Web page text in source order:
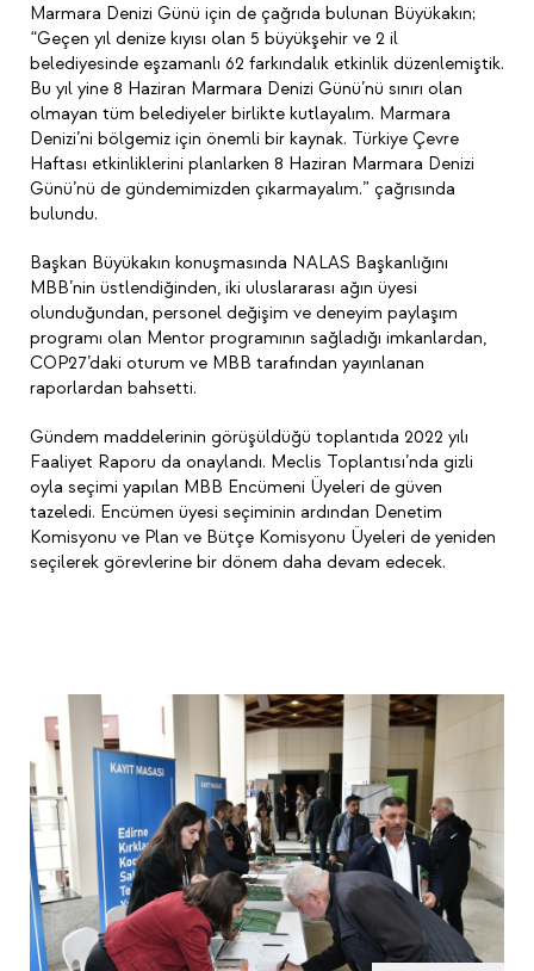
Marmara Denizi Günü için de çağrıda bulunan Büyükakın;
“Geçen yıl denize kıyısı olan 5 büyükşehir ve 2 il
belediyesinde eşzamanlı 62 farkındalık etkinlik düzenlemiştik.
Bu yıl yine 8 Haziran Marmara Denizi Günü’nü sınırı olan
olmayan tüm belediyeler birlikte kutlayalım. Marmara
Denizi’ni bölgemiz için önemli bir kaynak. Türkiye Çevre
Haftası etkinliklerini planlarken 8 Haziran Marmara Denizi
Günü’nü de gündemimizden çıkarmayalım.” çağrısında
bulundu.
Başkan Büyükakın konuşmasında NALAS Başkanlığını
MBB’nin üstlendiğinden, iki uluslararası ağın üyesi
olunduğundan, personel değişim ve deneyim paylaşım
programı olan Mentor programının sağladığı imkanlardan,
COP27’daki oturum ve MBB tarafından yayınlanan
raporlardan bahsetti.
Gündem maddelerinin görüşüldüğü toplantıda 2022 yılı
Faaliyet Raporu da onaylandı. Meclis Toplantısı’nda gizli
oyla seçimi yapılan MBB Encümeni Üyeleri de güven
tazeledi. Encümen üyesi seçiminin ardından Denetim
Komisyonu ve Plan ve Bütçe Komisyonu Üyeleri de yeniden
seçilerek görevlerine bir dönem daha devam edecek.